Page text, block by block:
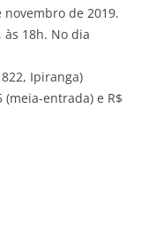
novembro de 2019.
às 18h. No dia
Ipiranga)
(meia-entrada) e R$